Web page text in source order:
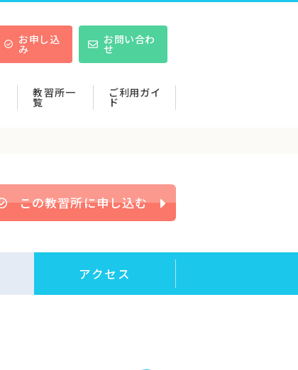
お申し込
み
お問い合わ
せ
教習所一
覧
ご利用ガイ
ド
この教習所に申し込む
アクセス